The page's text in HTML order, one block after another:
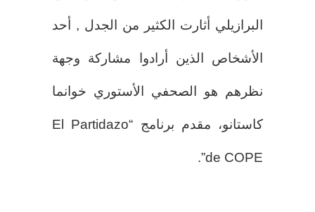
البرازيلي أثارت الكثير من الجدل , أحد
الأشخاص الذين أرادوا مشاركة وجهة
نظرهم هو الصحفي الأستوري خوانما
كاستانو، مقدم برنامج “El Partidazo
de COPE”.